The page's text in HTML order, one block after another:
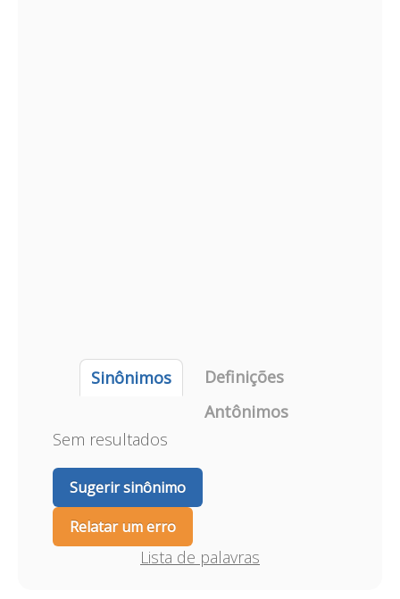
Sinônimos
Definições
Antônimos
Sem resultados
Sugerir sinônimo
Relatar um erro
Lista de palavras